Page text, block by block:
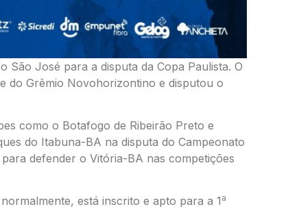
São José para a disputa da Copa Paulista. O
do Grêmio Novohorizontino e disputou o
como o Botafogo de Ribeirão Preto e
do Itabuna-BA na disputa do Campeonato
defender o Vitória-BA nas competições
está inscrito e apto para a 1 a